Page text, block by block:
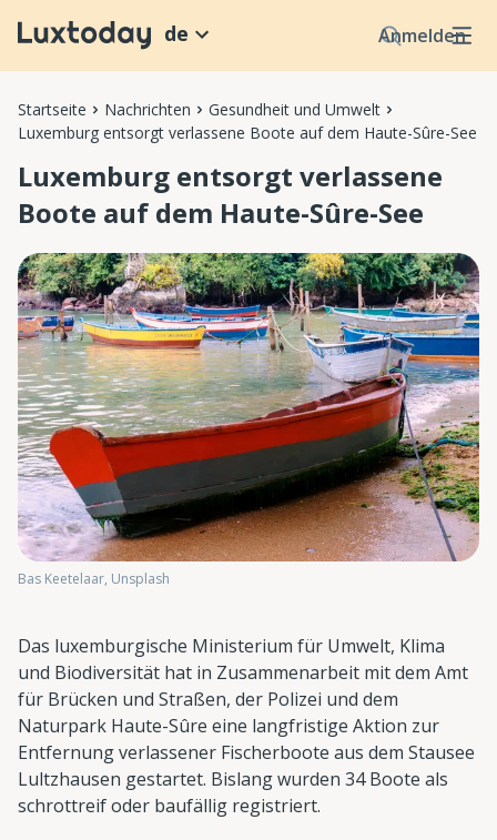
Anmelden
de
Startseite Nachrichten
Gesundheit und Umwelt
Luxemburg entsorgt verlassene Boote auf dem Haute-Sûre-See
Luxemburg entsorgt verlassene
Boote auf dem Haute-Sûre-See
Bas Keetelaar, Unsplash
Das luxemburgische Ministerium für Umwelt, Klima
und Biodiversität hat in Zusammenarbeit mit dem Amt
für Brücken und Straßen, der Polizei und dem
Naturpark Haute-Sûre eine langfristige Aktion zur
Entfernung verlassener Fischerboote aus dem Stausee
Lultzhausen gestartet. Bislang wurden 34 Boote als
schrottreif oder baufällig registriert.